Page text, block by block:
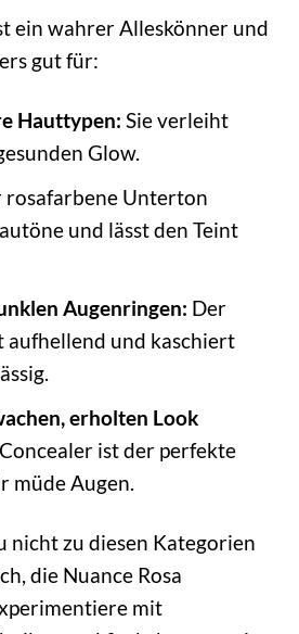
ein wahrer Alleskönner und
gut für:
Hauttypen: Sie verleiht
Glow.
rosafarbene Unterton
und lässt den Teint
Augenringen: Der
und kaschiert
erholten Look
ist der perfekte
müde Augen.
nicht zu diesen Kategorien
die Nuance Rosa
mit